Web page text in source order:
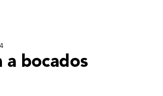
a bocados